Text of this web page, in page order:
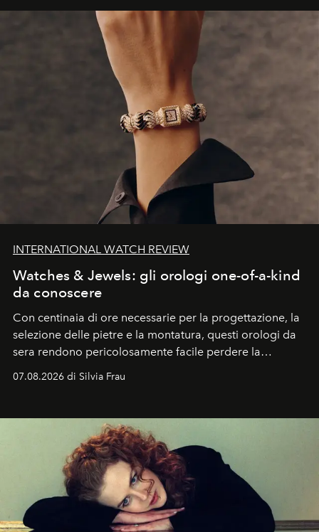
INTERNATIONAL WATCH REVIEW
Watches & Jewels: gli orologi one-of-a-kind
da conoscere
Con centinaia di ore necessarie per la progettazione, la
selezione delle pietre e la montatura, questi orologi da
sera rendono pericolosamente facile perdere la
cognizione del tempo. Ma con quadranti così
07.08.2026 di Silvia Frau